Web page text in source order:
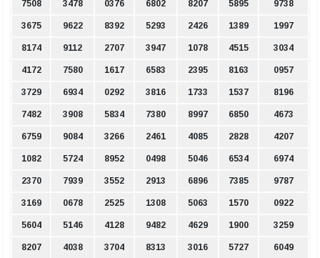
7508 3478 0376 6802 8207 5895 9738
3675 9622 8392 5293 2426 1389 1997
8174 9112 2707 3947 1078 4515 3034
4172 7580 1617 6583 2395 8163 0957
3729 6934 0292 3816 1733 1537 8196
7482 3908 5834 7380 8997 6850 4673
6759 9084 3266 2461 4085 2828 4207
1082 5724 8952 0498 5046 6534 6974
2370 7939 3552 2913 6896 7385 9787
3169 0678 2525 1308 5063 1570 0922
5604 5146 4128 9482 4629 1900 3259
8207 4038 3704 8313 3016 5727 6049